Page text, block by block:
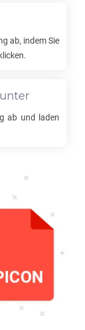
ab, indem Sie
ab und laden